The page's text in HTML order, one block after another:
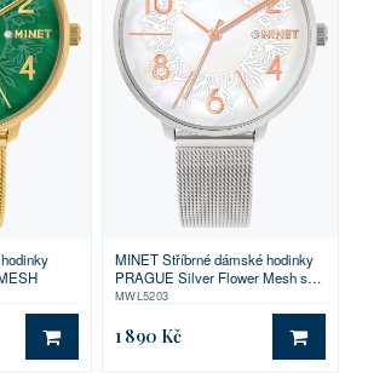
DO KOŠÍKU
MINET Stříbrné dámské hodinky
PRAGUE Silver Flower Mesh s
čísly
MWL5203
1 890 Kč DO